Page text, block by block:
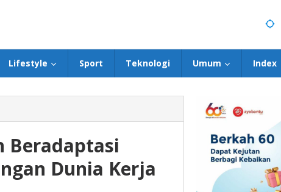
Lifestyle Sport Teknologi Umum Index
Beradaptasi
Dunia Kerja